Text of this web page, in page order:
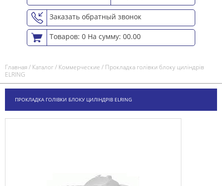
Заказать обратный звонок
Товаров: 0 На сумму: 00.00
Главная/ Каталог/ Коммерческие / Прокладка голівки блоку циліндрів
ELRING
ПРОКЛАДКА ГОЛІВКИ БЛОКУ ЦИЛІНДРІВ ELRING